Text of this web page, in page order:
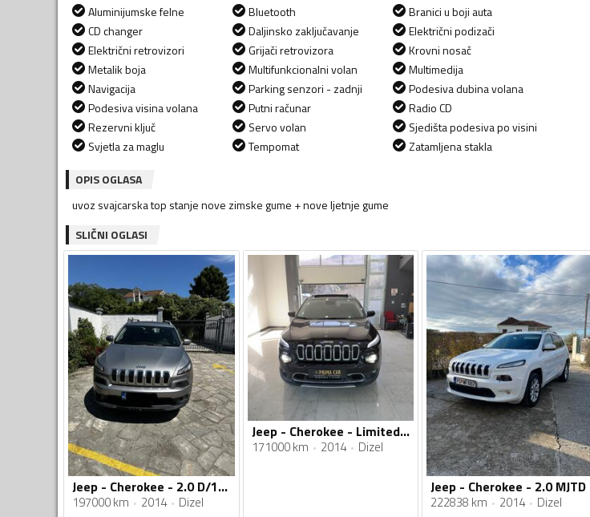
Aluminijumske felne
CD changer
Električni retrovizori
Metalik boja
Navigacija
Podesiva visina volana
Rezervni ključ
Svjetla za maglu
Bluetooth
Daljinsko zaključavanje
Grijači retrovizora
Multifunkcionalni volan
Parking senzori - zadnji
Putni računar
Servo volan
Tempomat
Branici u boji auta
Električni podizači
Krovni nosač
Multimedija
Podesiva dubina volana
Radio CD
Sjedišta podesiva po visini
Zatamljena stakla
OPIS OGLASA
uvoz svajcarska top stanje nove zimske gume + nove ljetnje gume
SLIČNI OGLASI
Jeep - Cherokee - 2.0 D/125
197000 km 2014 Dizel
Jeep - Cherokee - Limited 4X4
171000 km 2014 Dizel
Jeep - Cherokee - 2.0 MJTD
222838 km 2014 Dizel